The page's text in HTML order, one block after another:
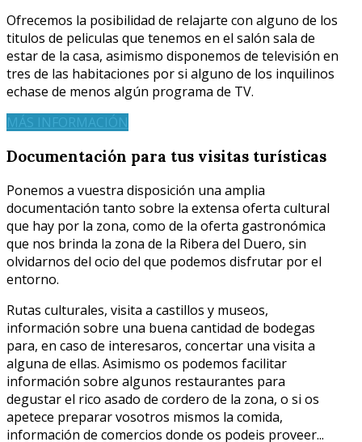
Ofrecemos la posibilidad de relajarte con alguno de los
titulos de peliculas que tenemos en el salón sala de
estar de la casa, asimismo disponemos de televisión en
tres de las habitaciones por si alguno de los inquilinos
echase de menos algún programa de TV.
MÁS INFORMACIÓN
Documentación para tus visitas turísticas
Ponemos a vuestra disposición una amplia
documentación tanto sobre la extensa oferta cultural
que hay por la zona, como de la oferta gastronómica
que nos brinda la zona de la Ribera del Duero, sin
olvidarnos del ocio del que podemos disfrutar por el
entorno.
Rutas culturales, visita a castillos y museos,
información sobre una buena cantidad de bodegas
para, en caso de interesaros, concertar una visita a
alguna de ellas. Asimismo os podemos facilitar
información sobre algunos restaurantes para
degustar el rico asado de cordero de la zona, o si os
apetece preparar vosotros mismos la comida,
información de comercios donde os podeis proveer...